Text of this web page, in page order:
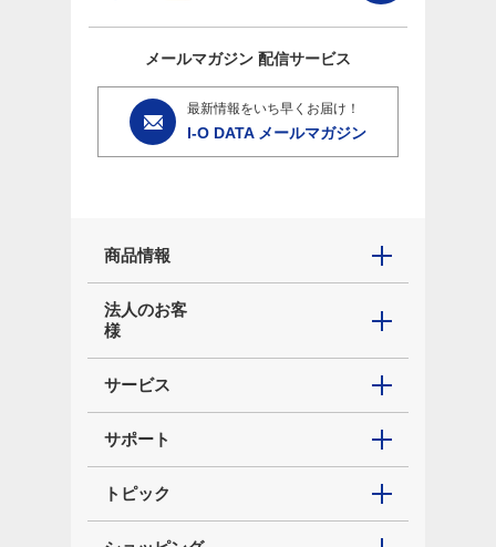
メールマガジン 配信サービス
最新情報をいち早くお届け！
I-O DATA メールマガジン
商品情報
法人のお客
様
サービス
サポート
トピック